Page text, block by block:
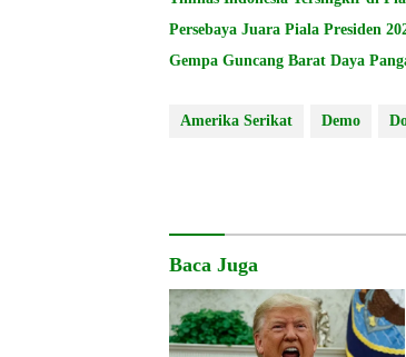
Persebaya Juara Piala Presiden
Gempa Guncang Barat Daya
Amerika Serikat Demo
Baca Juga